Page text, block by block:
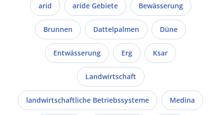
arid aride Gebiete Bewässerung
Brunnen Dattelpalmen Düne
Entwässerung Erg Ksar
Landwirtschaft
landwirtschaftliche Betriebssysteme Medina